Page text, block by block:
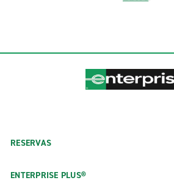
RESERVAS
ENTERPRISE PLUS®